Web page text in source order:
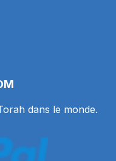
dans le monde.